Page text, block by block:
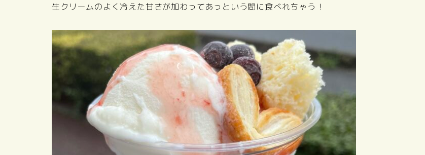
生クリームのよく冷えた甘さが加わってあっという間に食べれちゃう！